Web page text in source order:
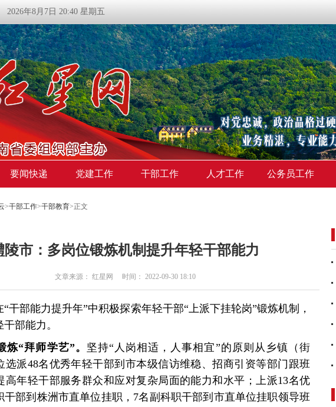
2026年8月7日 20:40 星期五
要闻快递 党建工作 干部工作 人才工作 公务员工作
>干部工作>干部教育>正文
陵市：多岗位锻炼机制提升年轻干部能力
文章来源： 红星网 时间： 2022-09-30 18:10
“干部能力提升年”中积极探索年轻干部“上派下挂轮岗”锻炼机制，
部能力。
炼“拜师学艺”。 坚持“人岗相适，人事相宜”的原则从乡镇（街
选派48名优秀年轻干部到市本级信访维稳、招商引资等部门跟班
高年轻干部服务群众和应对复杂局面的能力和水平；上派13名优
干部到株洲市直单位挂职，7名副科职干部到市直单位挂职领导班